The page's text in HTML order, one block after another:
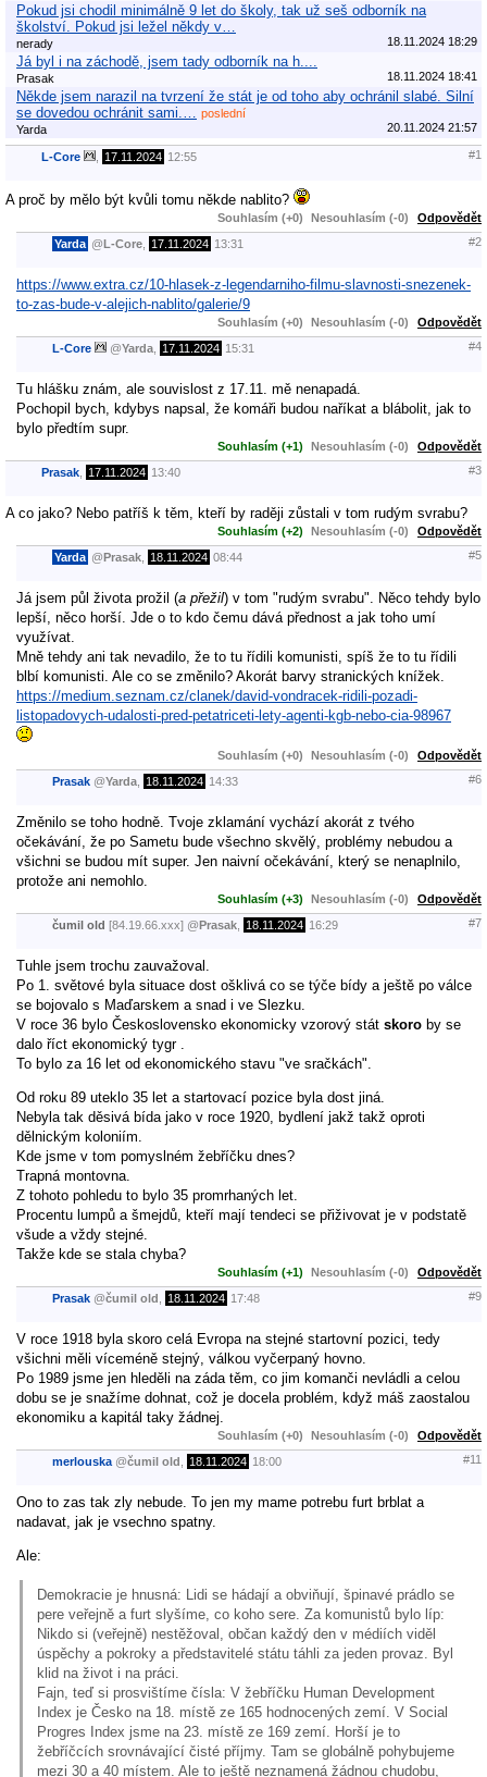
Pokud jsi chodil minimálně 9 let do školy, tak už seš odborník na
školství. Pokud jsi ležel někdy v…
nerady 18.11.2024 18:29
Já byl i na záchodě, jsem tady odborník na h....
Prasak 18.11.2024 18:41
Někde jsem narazil na tvrzení že stát je od toho aby ochránil slabé. Silní
se dovedou ochránit sami.…
poslední
Yarda
20.11.2024 21:57
L-Core 17.11.2024 12:55 #1
A proč by mělo být kvůli tomu někde nablito?
Souhlasím (+0) Nesouhlasím (-0) Odpovědět
Yarda @L-Core 17.11.2024 13:31 #2
https://www.extra.cz/10-hlasek-z-legendarniho-filmu-slavnosti-snezenek-
to-zas-bude-v-alejich-nablito/galerie/9
Souhlasím (+0) Nesouhlasím (-0) Odpovědět
L-Core @Yarda 17.11.2024 15:31 #4
Tu hlášku znám, ale souvislost z 17.11. mě nenapadá.
Pochopil bych, kdybys napsal, že komáři budou naříkat a blábolit, jak to
bylo předtím supr.
Souhlasím (+1) Nesouhlasím (-0) Odpovědět
Prasak 17.11.2024 13:40 #3
A co jako? Nebo patříš k těm, kteří by raději zůstali v tom rudým svrabu?
Souhlasím (+2) Nesouhlasím (-0) Odpovědět
Yarda @Prasak 18.11.2024 08:44 #5
Já jsem půl života prožil (a přežil) v tom "rudým svrabu". Něco tehdy bylo
lepší, něco horší. Jde o to kdo čemu dává přednost a jak toho umí
využívat.
Mně tehdy ani tak nevadilo, že to tu řídili komunisti, spíš že to tu řídili
blbí komunisti. Ale co se změnilo? Akorát barvy stranických knížek.
https://medium.seznam.cz/clanek/david-vondracek-ridili-pozadi-
listopadovych-udalosti-pred-petatriceti-lety-agenti-kgb-nebo-cia-98967
Souhlasím (+0) Nesouhlasím (-0) Odpovědět
Prasak @Yarda 18.11.2024 14:33 #6
Změnilo se toho hodně. Tvoje zklamání vychází akorát z tvého
očekávání, že po Sametu bude všechno skvělý, problémy nebudou a
všichni se budou mít super. Jen naivní očekávání, který se nenaplnilo,
protože ani nemohlo.
Souhlasím (+3) Nesouhlasím (-0) Odpovědět
čumil old [84.19.66.xxx] @Prasak 18.11.2024 16:29 #7
Tuhle jsem trochu zauvažoval.
Po 1. světové byla situace dost ošklivá co se týče bídy a ještě po válce
se bojovalo s Maďarskem a snad i ve Slezku.
V roce 36 bylo Československo ekonomicky vzorový stát skoro by se
dalo říct ekonomický tygr .
To bylo za 16 let od ekonomického stavu "ve sračkách".
Od roku 89 uteklo 35 let a startovací pozice byla dost jiná.
Nebyla tak děsivá bída jako v roce 1920, bydlení jakž takž oproti
dělnickým koloniím.
Kde jsme v tom pomyslném žebříčku dnes?
Trapná montovna.
Z tohoto pohledu to bylo 35 promrhaných let.
Procentu lumpů a šmejdů, kteří mají tendeci se přiživovat je v podstatě
všude a vždy stejné.
Takže kde se stala chyba?
Souhlasím (+1) Nesouhlasím (-0) Odpovědět
Prasak @čumil old 18.11.2024 17:48 #9
V roce 1918 byla skoro celá Evropa na stejné startovní pozici, tedy
všichni měli víceméně stejný, válkou vyčerpaný hovno.
Po 1989 jsme jen hleděli na záda těm, co jim komanči nevládli a celou
dobu se je snažíme dohnat, což je docela problém, když máš zaostalou
ekonomiku a kapitál taky žádnej.
Souhlasím (+0) Nesouhlasím (-0) Odpovědět
merlouska @čumil old 18.11.2024 18:00 #11
Ono to zas tak zly nebude. To jen my mame potrebu furt brblat a
nadavat, jak je vsechno spatny.
Ale:
Demokracie je hnusná: Lidi se hádají a obviňují, špinavé prádlo se
pere veřejně a furt slyšíme, co koho sere. Za komunistů bylo líp:
Nikdo si (veřejně) nestěžoval, občan každý den v médiích viděl
úspěchy a pokroky a představitelé státu táhli za jeden provaz. Byl
klid na život i na práci.
Fajn, teď si prosvištíme čísla: V žebříčku Human Development
Index je Česko na 18. místě ze 165 hodnocených zemí. V Social
Progres Index jsme na 23. místě ze 169 zemí. Horší je to
žebříčcích srovnávající čisté příjmy. Tam se globálně pohybujeme
mezi 30 a 40 místem. Ale to ještě neznamená žádnou chudobu,